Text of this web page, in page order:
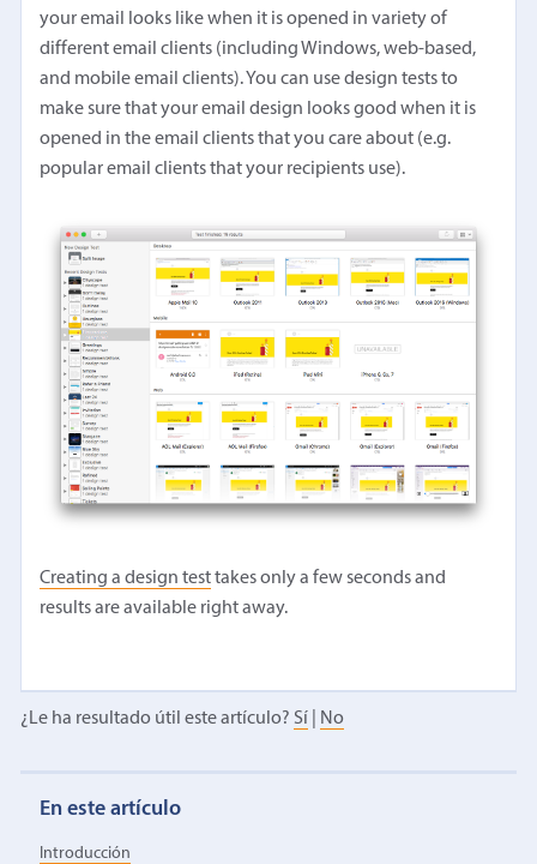
your email looks like when it is opened in variety of
different email clients (including Windows, web-based,
and mobile email clients). You can use design tests to
make sure that your email design looks good when it is
opened in the email clients that you care about (e.g.
popular email clients that your recipients use).
Creating a design testtakes only a few seconds and
results are available right away.
¿Le ha resultado útil este artículo? Sí No
En este artículo
Introducción